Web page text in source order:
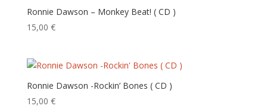
récent
Ronnie Dawson – Monkey Beat! ( CD )
15,00 €
Ronnie Dawson -Rockin’ Bones ( CD )
15,00 €